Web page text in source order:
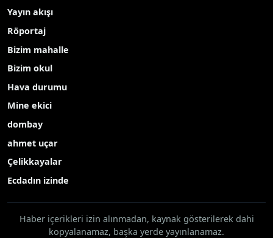
Yayın akışı
Röportaj
Bizim mahalle
Bizim okul
Hava durumu
Mine ekici
dombay
ahmet uçar
Çelikkayalar
Ecdadın izinde
Haber içerikleri izin alınmadan, kaynak gösterilerek dahi
kopyalanamaz, başka yerde yayınlanamaz.